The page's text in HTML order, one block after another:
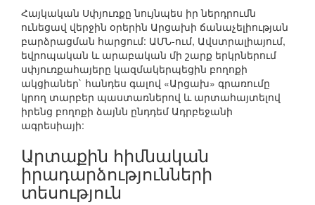
Հայկական Սփյուռքը նույնպես իր ներդրումն
ունեցավ վերջին օրերին Արցախի ճանաչելիության
բարձրացման հարցում: ԱՄՆ-ում, Ավստրալիայում,
եվրոպական և արաբական մի շարք երկրներում
սփյուռքահայերը կազմակերպեցին բողոքի
ակցիաներ` հանդես գալով «Արցախ» գրառումը
կրող տարբեր պաստառներով և արտահայտելով
իրենց բողոքի ձայնն ընդդեմ Ադրբեջանի
ագրեսիայի:
Արտաքին հիմնական
իրադարձությունների
տեսություն